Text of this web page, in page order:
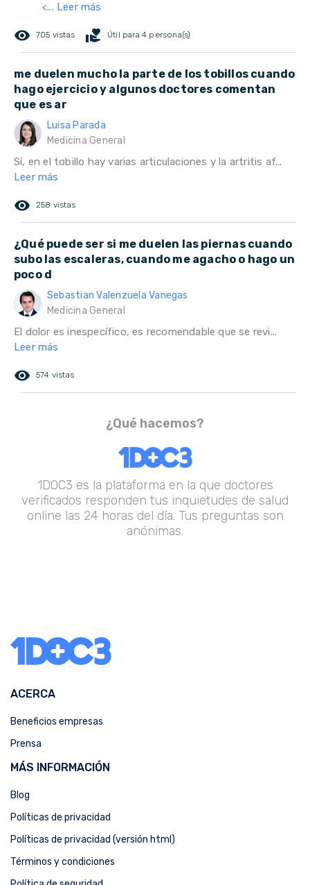
<... Leer más
remove_red_eye 705 vistas volunteer_activism Útil para 4 persona(s)
me duelen mucho la parte de los tobillos cuando
hago ejercicio y algunos doctores comentan
que es ar
Luisa Parada
Medicina General
Sí, en el tobillo hay varias articulaciones y la artritis af...
Leer más
remove_red_eye 258 vistas
¿Qué puede ser si me duelen las piernas cuando
subo las escaleras, cuando me agacho o hago un
poco d
Sebastian Valenzuela Vanegas
Medicina General
El dolor es inespecífico, es recomendable que se revi...
Leer más
remove_red_eye 574 vistas
¿Qué hacemos?
1DOC3 es la plataforma en la que doctores
verificados responden tus inquietudes de salud
online las 24 horas del día. Tus preguntas son
anónimas.
ACERCA
Beneficios empresas
Prensa
MÁS INFORMACIÓN
Blog
Políticas de privacidad
Políticas de privacidad (versión html)
Términos y condiciones